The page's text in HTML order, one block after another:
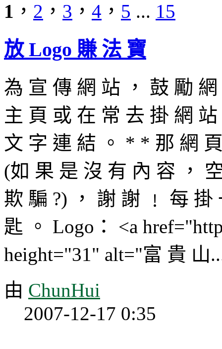
1 ， 2 ， 3 ， 4 ， 5 ... 15
放 Logo 賺 法 寶
為 宣 傳 網 站 ， 鼓 勵
主 頁 或 在 常 去 掛 網
文 字 連 結 。 * * 那 網
(如 果 是 沒 有 內 容 ，
欺 騙 ?) ， 謝 謝 ﹗ 每
匙 。 Logo： <a
height="31" alt="富 貴 山
由 ChunHui
2007-12-17 0:35